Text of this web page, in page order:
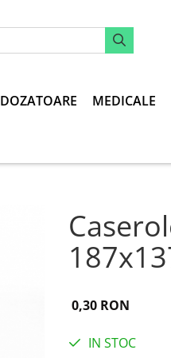
DOZATOARE MEDICALE
0,30 RON
IN STOC